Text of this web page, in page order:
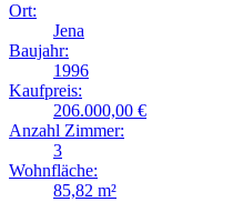
Ort:
Jena
Baujahr:
1996
Kaufpreis:
206.000,00 €
Anzahl Zimmer:
3
Wohnfläche:
85,82 m²